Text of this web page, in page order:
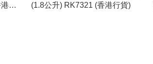
行
(1.8公升) RK7321 (香港行貨)